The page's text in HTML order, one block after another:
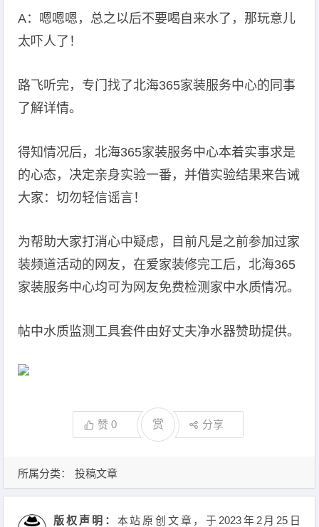
A：嗯嗯嗯，总之以后不要喝自来水了，那玩意儿
太吓人了！
路飞听完，专门找了北海365家装服务中心的同事
了解详情。
得知情况后，北海365家装服务中心本着实事求是
的心态，决定亲身实验一番，并借实验结果来告诫
大家：切勿轻信谣言！
为帮助大家打消心中疑虑，目前凡是之前参加过家
装频道活动的网友，在爱家装修完工后，北海365
家装服务中心均可为网友免费检测家中水质情况。
帖中水质监测工具套件由好丈夫净水器赞助提供。
赞0 赏 分享
所属分类： 投稿文章
版权声明： 本站原创文章，于2023年2月25日